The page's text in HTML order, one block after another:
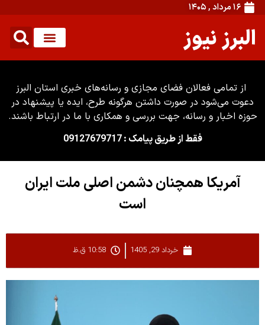
۱۶ مرداد , ۱۴۰۵
البرز نیوز
از تمامی فعالان فضای مجازی و رسانه‌های خبری استان البرز
دعوت می‌شود در صورت داشتن هرگونه طرح، ایده یا پیشنهاد در
حوزه اخبار و رسانه، جهت بررسی و همکاری با ما در ارتباط باشند.
فقط از طریق پیامک : 09127679717
آمریکا همچنان دشمن اصلی ملت ایران
است
خرداد 29, 1405 10:58 ق.ظ